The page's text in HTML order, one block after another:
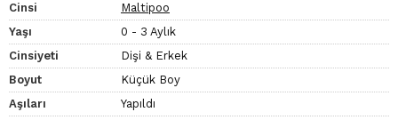
Cinsi
Maltipoo
Yaşı
0 - 3 Aylık
Cinsiyeti
Dişi & Erkek
Boyut
Küçük Boy
Aşıları
Yapıldı